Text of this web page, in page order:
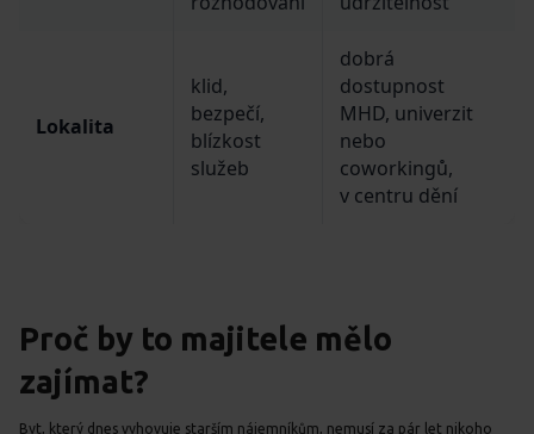
Lokalita
klid,
bezpečí,
blízkost
služeb
dobrá
dostupnost
MHD, univerzit
nebo
coworkingů,
v centru dění
Proč by to majitele mělo
zajímat?
Byt, který dnes vyhovuje starším nájemníkům, nemusí za pár let nikoho